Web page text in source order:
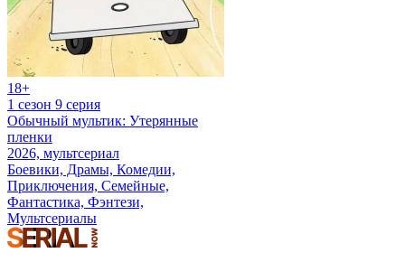
18+
1 сезон 9 серия
Обычный мультик: Утерянные
пленки
2026, мультсериал
Боевики, Драмы, Комедии,
Приключения, Семейные,
Фантастика, Фэнтези,
Мультсериалы